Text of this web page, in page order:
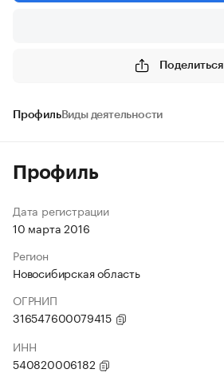
Поделиться
ПрофильВиды деятельности
Профиль
Дата регистрации
10 марта 2016
Регион
Новосибирская область
ОГРНИП
316547600079415
ИНН
540820006182